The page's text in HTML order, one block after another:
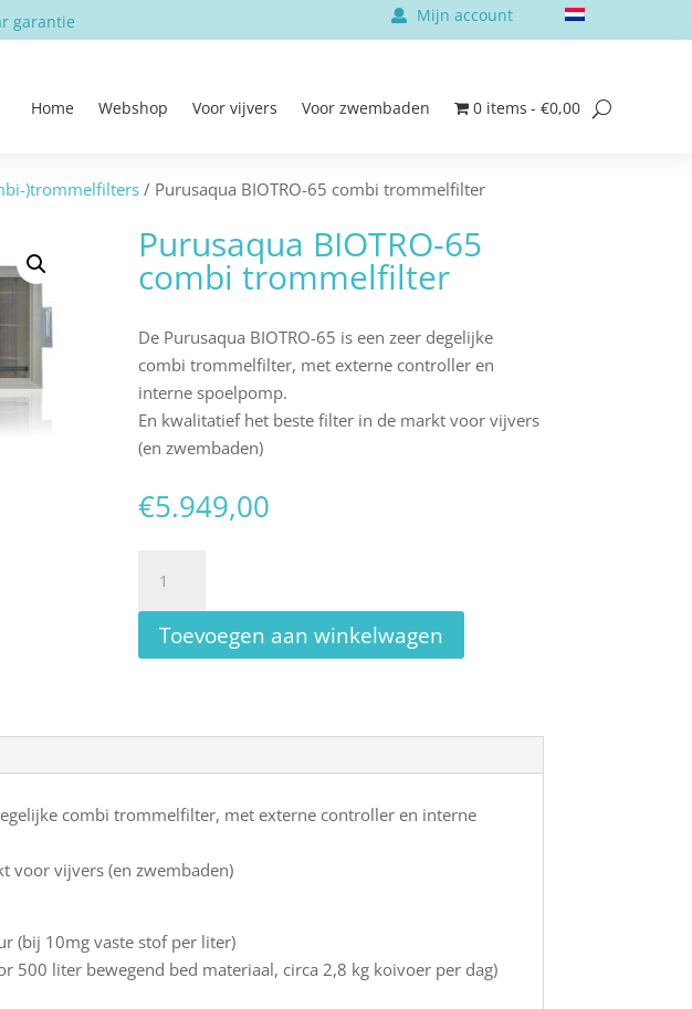
garantie Mijn account
Home Webshop Voor vijvers Voor zwembaden 0 items €0,00
)trommelfilters/ Purusaqua BIOTRO-65 combi trommelfilter
Purusaqua BIOTRO-65
combi trommelfilter
De Purusaqua BIOTRO-65 is een zeer degelijke
combi trommelfilter, met externe controller en
interne spoelpomp.
En kwalitatief het beste filter in de markt voor vijvers
(en zwembaden)
€5.949,00
BIOTRO-
65
combi
Toevoegen aan winkelwagen
combi trommelfilter, met externe controller en interne
voor vijvers (en zwembaden)
(bij 10mg vaste stof per liter)
500 liter bewegend bed materiaal, circa 2,8 kg koivoer per dag)